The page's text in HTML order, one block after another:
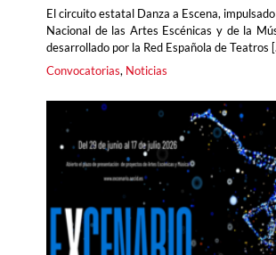
El circuito estatal Danza a Escena,
Nacional de las Artes Escénicas y de la
desarrollado por la Red Española de Teatros
Convocatorias, Noticias